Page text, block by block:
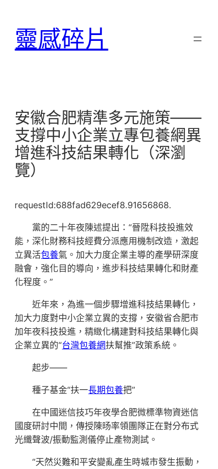
靈感碎片
安徽合肥精準多元施策——
支撐中小企業立專包養網異
增進科技結果轉化（深瀏
覽）
requestId:688fad629ecef8.91656868.
黨的二十年夜陳述提出：“晉陞科技投進效
能，深化財務科技經費分派應用機制改造，激起
立異活包養氣。加大力度企業主導的產學研深度
融會，強化目的導向，進步科技結果轉化和財產
化程度。”
近年來，為進一個步驟增進科技結果轉化，
加大力度對中小企業立異的支撐，安徽省合肥市
加年夜科技投進，精緻化構建對科技結果轉化與
企業立異的“台灣包養網扶幫推”政策系統。
起步——
種子基金“扶一長期包養把”
在中國迷信技巧年夜學合肥微標準物資迷信
國度研討中間，傳授陳旸率領團隊正在對分布式
光纖聲波/振動監測儀停止產物測試。
“天然災難和平安變亂產生時城市發生振動，